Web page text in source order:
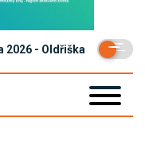
2026 - Oldřiška